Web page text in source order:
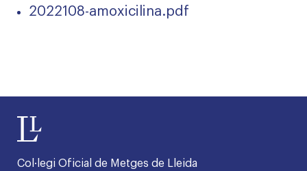
2022108-amoxicilina.pdf
Col·legi Oficial de Metges de Lleida